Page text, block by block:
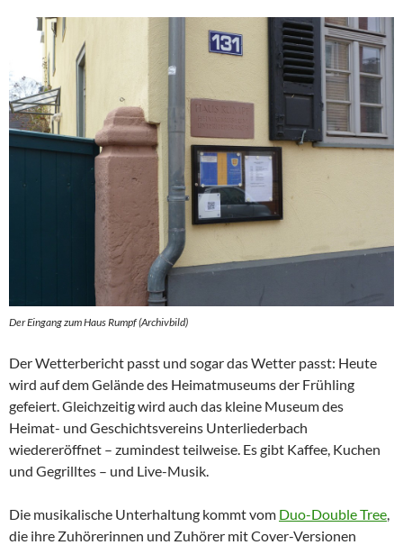
Der Eingang zum Haus Rumpf (Archivbild)
Der Wetterbericht passt und sogar das Wetter passt: Heute
wird auf dem Gelände des Heimatmuseums der Frühling
gefeiert. Gleichzeitig wird auch das kleine Museum des
Heimat- und Geschichtsvereins Unterliederbach
wiedereröffnet – zumindest teilweise. Es gibt Kaffee, Kuchen
und Gegrilltes – und Live-Musik.
Die musikalische Unterhaltung kommt vom Duo-Double Tree,
die ihre Zuhörerinnen und Zuhörer mit Cover-Versionen